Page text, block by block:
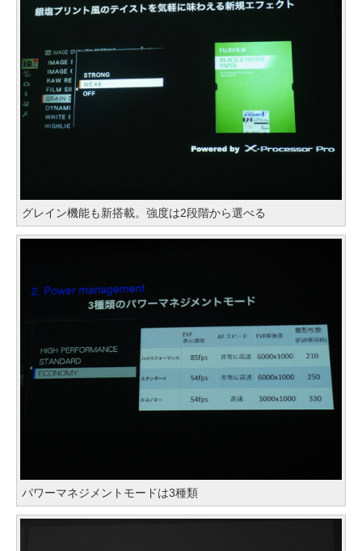
グレイン機能も新搭載。強度は2段階から選べる
パワーマネジメントモードは3種類